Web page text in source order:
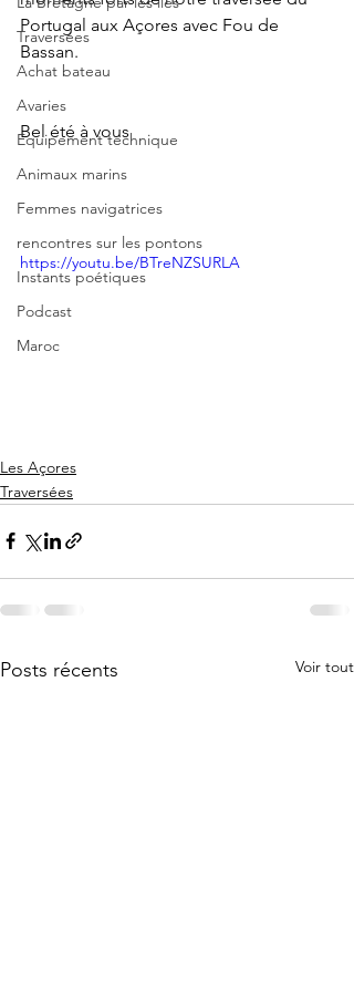
Traversées
Achat bateau
Avaries
Equipement technique
Animaux marins
Femmes navigatrices
rencontres sur les pontons
Instants poétiques
Podcast
Maroc
Portugal aux Açores avec Fou de
Bassan.
Bel été à vous
https://youtu.be/BTreNZSURLA
Les Açores
Traversées
Posts récents Voir tout